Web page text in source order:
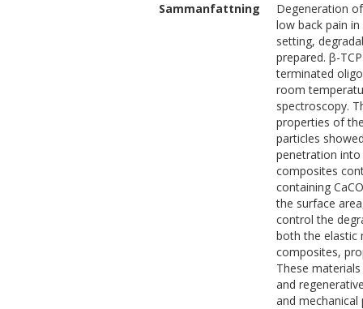
Sammanfattning
Degeneration
low back pain
setting,
prepared. β-
terminated
room
spectroscopy.
properties of
particles
penetration
composites
containing
the surface
control the
both the elastic
composites,
These
and
and mechanical